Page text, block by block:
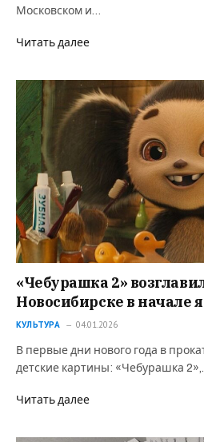
Московском и…
Читать далее
«Чебурашка 2»
Новосибирске в начале
КУЛЬТУРА 04.01.2026
В первые дни нового года в
детские картины: «Чебурашка
Читать далее